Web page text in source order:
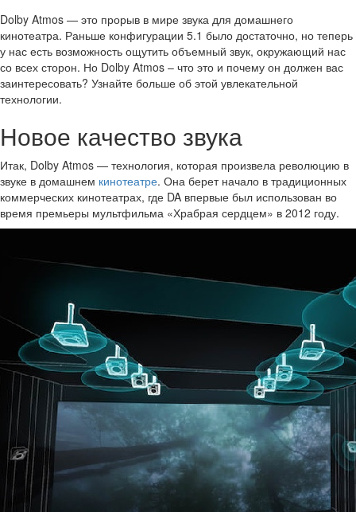
Dolby Atmos — это прорыв в мире звука для домашнего
кинотеатра. Раньше конфигурации 5.1 было достаточно, но теперь
у нас есть возможность ощутить объемный звук, окружающий нас
со всех сторон. Но Dolby Atmos – что это и почему он должен вас
заинтересовать? Узнайте больше об этой увлекательной
технологии.
Новое качество звука
Итак, Dolby Atmos — технология, которая произвела революцию в
звуке в домашнем кинотеатре. Она берет начало в традиционных
коммерческих кинотеатрах, где DA впервые был использован во
время премьеры мультфильма «Храбрая сердцем» в 2012 году.